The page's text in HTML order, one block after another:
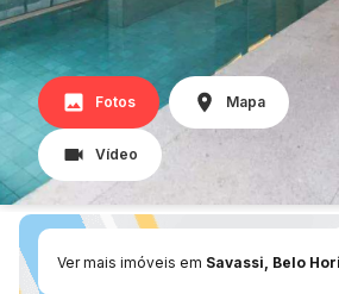
Fotos Mapa
Vídeo
Ver mais imóveis em Savassi, Belo